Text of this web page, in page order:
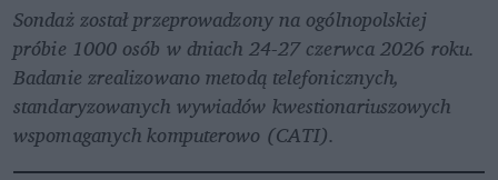
Sondaż został przeprowadzony na ogólnopolskiej
próbie 1000 osób w dniach 24-27 czerwca 2026 roku.
Badanie zrealizowano metodą telefonicznych,
standaryzowanych wywiadów kwestionariuszowych
wspomaganych komputerowo (CATI).